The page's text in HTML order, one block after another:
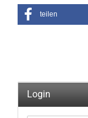
teilen
Login